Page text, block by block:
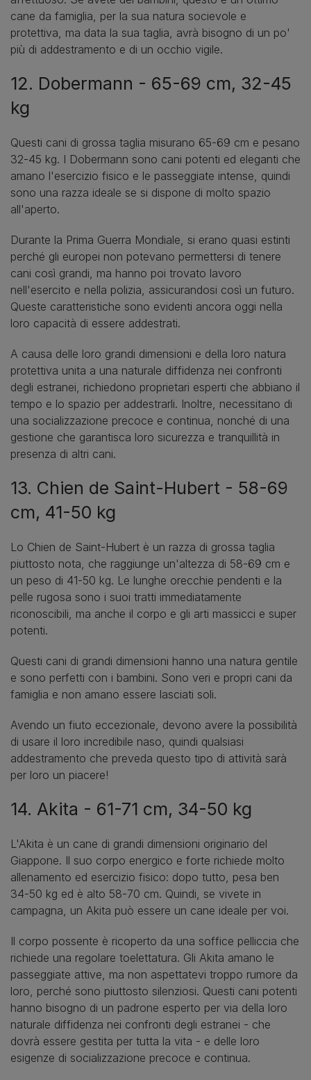
cane da famiglia, per la sua natura socievole e
protettiva, ma data la sua taglia, avrà bisogno di un po'
più di addestramento e di un occhio vigile.
12. Dobermann - 65-69 cm, 32-45
kg
Questi cani di grossa taglia misurano 65-69 cm e pesano
32-45 kg. I Dobermann sono cani potenti ed eleganti che
amano l'esercizio fisico e le passeggiate intense, quindi
sono una razza ideale se si dispone di molto spazio
all'aperto.
Durante la Prima Guerra Mondiale, si erano quasi estinti
perché gli europei non potevano permettersi di tenere
cani così grandi, ma hanno poi trovato lavoro
nell'esercito e nella polizia, assicurandosi così un futuro.
Queste caratteristiche sono evidenti ancora oggi nella
loro capacità di essere addestrati.
A causa delle loro grandi dimensioni e della loro natura
protettiva unita a una naturale diffidenza nei confronti
degli estranei, richiedono proprietari esperti che abbiano il
tempo e lo spazio per addestrarli. Inoltre, necessitano di
una socializzazione precoce e continua, nonché di una
gestione che garantisca loro sicurezza e tranquillità in
presenza di altri cani.
13. Chien de Saint-Hubert - 58-69
cm, 41-50 kg
Lo Chien de Saint-Hubert è un razza di grossa taglia
piuttosto nota, che raggiunge un'altezza di 58-69 cm e
un peso di 41-50 kg. Le lunghe orecchie pendenti e la
pelle rugosa sono i suoi tratti immediatamente
riconoscibili, ma anche il corpo e gli arti massicci e super
potenti.
Questi cani di grandi dimensioni hanno una natura gentile
e sono perfetti con i bambini. Sono veri e propri cani da
famiglia e non amano essere lasciati soli.
Avendo un fiuto eccezionale, devono avere la possibilità
di usare il loro incredibile naso, quindi qualsiasi
addestramento che preveda questo tipo di attività sarà
per loro un piacere!
14. Akita - 61-71 cm, 34-50 kg
L'Akita è un cane di grandi dimensioni originario del
Giappone. Il suo corpo energico e forte richiede molto
allenamento ed esercizio fisico: dopo tutto, pesa ben
34-50 kg ed è alto 58-70 cm. Quindi, se vivete in
campagna, un Akita può essere un cane ideale per voi.
Il corpo possente è ricoperto da una soffice pelliccia che
richiede una regolare toelettatura. Gli Akita amano le
passeggiate attive, ma non aspettatevi troppo rumore da
loro, perché sono piuttosto silenziosi. Questi cani potenti
hanno bisogno di un padrone esperto per via della loro
naturale diffidenza nei confronti degli estranei - che
dovrà essere gestita per tutta la vita - e delle loro
esigenze di socializzazione precoce e continua.